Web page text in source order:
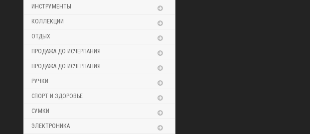
ИНСТРУМЕНТЫ
КОЛЛЕКЦИИ
ОТДЫХ
ПРОДАЖА ДО ИСЧЕРПАНИЯ
ПРОДАЖА ДО ИСЧЕРПАНИЯ
РУЧКИ
СПОРТ И ЗДОРОВЬЕ
СУМКИ
ЭЛЕКТРОНИКА